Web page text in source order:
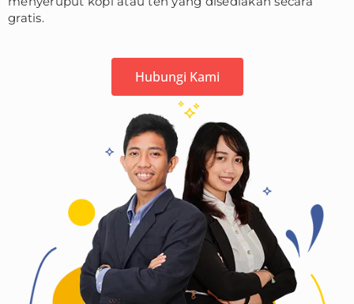
gratis.
Hubungi Kami